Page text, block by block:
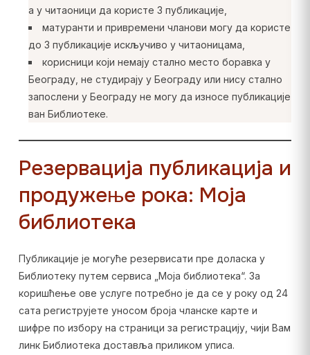
а у читаоници да користе 3 публикације,
матуранти и привремени чланови могу да користе
до 3 публикације искључиво у читаоницама,
корисници који немају стално место боравка у
Београду, не студирају у Београду или нису стално
запослени у Београду не могу да износе публикације
ван Библиотеке.
Резервација публикација и
продужење рока: Моја
библиотека
Публикације је могуће резервисати пре доласка у
Библиотеку путем сервиса „Моја библиотека“. За
коришћење ове услуге потребно је да се у року од 24
сата региструјете уносом броја чланске карте и
шифре по избору на страници за регистрацију, чији Вам
линк Библиотека доставља приликом уписа.